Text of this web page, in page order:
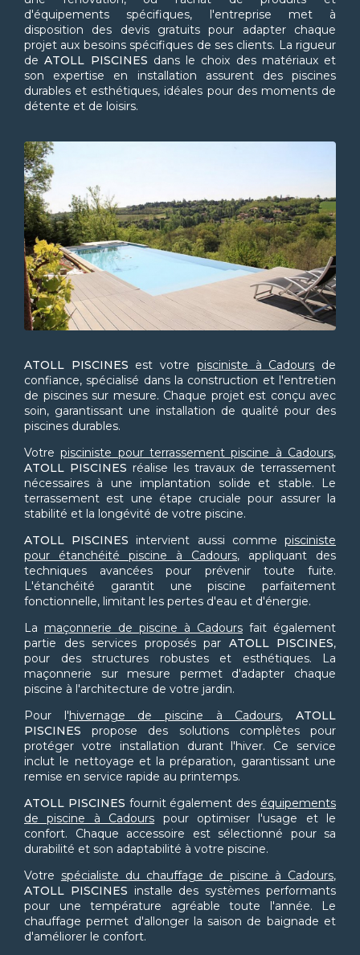
d'équipements spécifiques, l'entreprise met à
disposition des devis gratuits pour adapter chaque
projet aux besoins spécifiques de ses clients. La rigueur
deATOLL PISCINES dans le choix des matériaux et
son expertise en installation assurent des piscines
durables et esthétiques, idéales pour des moments de
détente et de loisirs.
ATOLL PISCINES est votre pisciniste à Cadours de
confiance, spécialisé dans la construction et l'entretien
de piscines sur mesure. Chaque projet est conçu avec
soin, garantissant une installation de qualité pour des
piscines durables.
Votrepisciniste pour terrassement piscine à Cadours,
ATOLL PISCINES réalise les travaux de terrassement
nécessaires à une implantation solide et stable. Le
terrassement est une étape cruciale pour assurer la
stabilité et la longévité de votre piscine.
ATOLL PISCINES intervient aussi commepisciniste
pour étanchéité piscine à Cadours, appliquant des
techniques avancées pour prévenir toute fuite.
L'étanchéité garantit une piscine parfaitement
fonctionnelle, limitant les pertes d'eau et d'énergie.
La maçonnerie de piscine à Cadours fait également
partie des services proposés par ATOLL PISCINES,
pour des structures robustes et esthétiques. La
maçonnerie sur mesure permet d'adapter chaque
piscine à l'architecture de votre jardin.
Pour l'hivernage de piscine à Cadours,ATOLL
PISCINES propose des solutions complètes pour
protéger votre installation durant l'hiver. Ce service
inclut le nettoyage et la préparation, garantissant une
remise en service rapide au printemps.
ATOLL PISCINES fournit également des équipements
de piscine à Cadours pour optimiser l'usage et le
confort. Chaque accessoire est sélectionné pour sa
durabilité et son adaptabilité à votre piscine.
Votre spécialiste du chauffage de piscine à Cadours,
ATOLL PISCINES installe des systèmes performants
pour une température agréable toute l'année. Le
chauffage permet d'allonger la saison de baignade et
d'améliorer le confort.